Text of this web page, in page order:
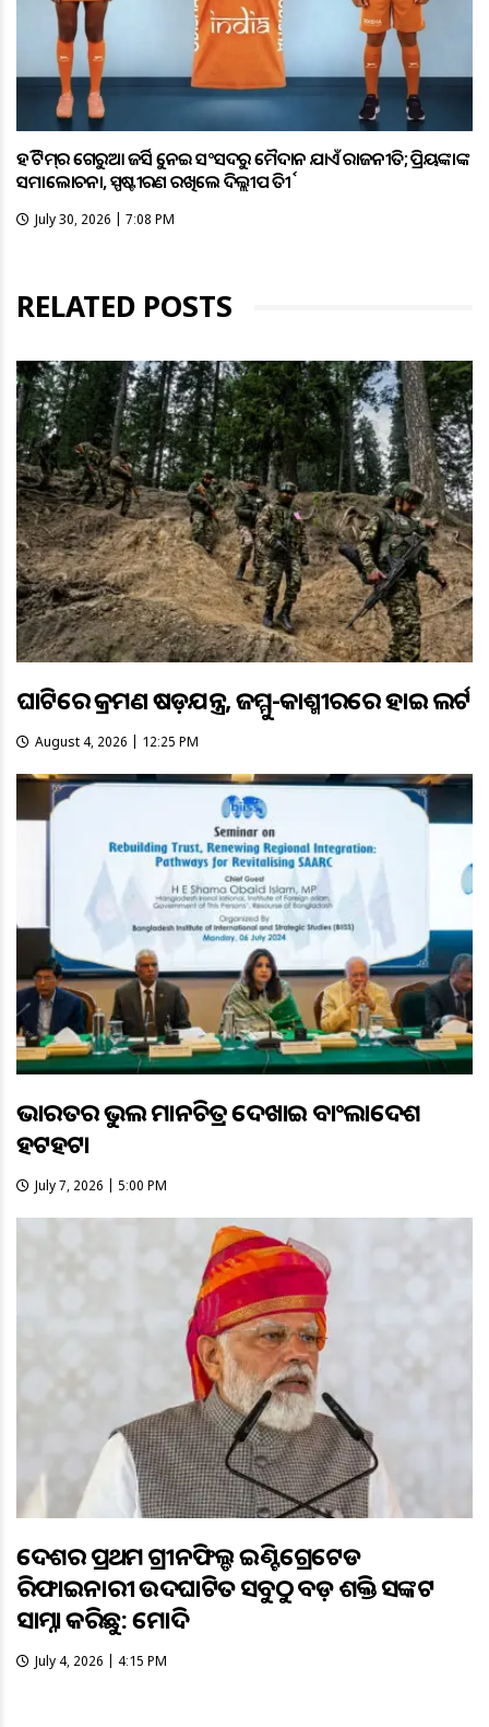
ହକି ଟିମ୍‌ର ଗେରୁଆ ଜର୍ସିକୁ ନେଇ ସଂସଦରୁ ମୈଦାନ ଯାଏଁ ରାଜନୀତି; ପ୍ରିୟଙ୍କାଙ୍କ
ସମାଲୋଚନା, ସ୍ପଷ୍ଟୀକରଣ ରଖିଲେ ଦିଲ୍ଲୀପ ତିର୍କୀ
July 30, 2026 | 7:08 PM
RELATED POSTS
ଘାଟିରେ ଆକ୍ରମଣ ଷଡ଼ଯନ୍ତ୍ର, ଜମ୍ମୁ-କାଶ୍ମୀରରେ ହାଇ ଆଲର୍ଟ
August 4, 2026 | 12:25 PM
ଭାରତର ଭୁଲ ମାନଚିତ୍ର ଦେଖାଇ ବାଂଲାଦେଶ
ହଟହଟା
July 7, 2026 | 5:00 PM
ଦେଶର ପ୍ରଥମ ଗ୍ରୀନଫିଲ୍ଡ ଇଣ୍ଟିଗ୍ରେଟେଡ
ରିଫାଇନାରୀ ଉଦଘାଟିତ ସବୁଠୁ ବଡ଼ ଶକ୍ତି ସଙ୍କଟ
ସାମ୍ନା କରିଛୁ: ମୋଦି
July 4, 2026 | 4:15 PM